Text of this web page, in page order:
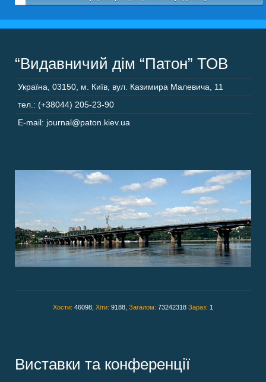
“Видавничий дім “Патон” ТОВ
Україна 03150 м. Київ, вул. Казимира Малевича, 11
тел.: (+38044) 205-23-90
E-mail: journal@paton.kiev.ua
Хости: 46098, Хіти: 9188, Загалом: 73242318 Зараз: 1
Виставки та конференції